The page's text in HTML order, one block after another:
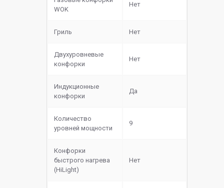
WOK
Нет
Гриль Нет
Двухуровневые
конфорки
Нет
Индукционные
конфорки
Да
Количество
уровней мощности
9
Конфорки
быстрого нагрева
(HiLight)
Нет